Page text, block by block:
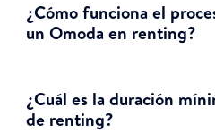
¿Cómo funciona el
un Omoda en renting?
¿Cuál es la duración
de renting?